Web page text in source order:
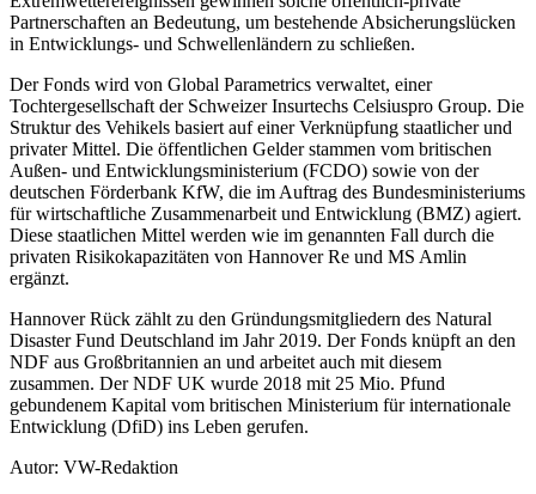
Partnerschaften an Bedeutung, um bestehende Absicherungslücken
in Entwicklungs- und Schwellenländern zu schließen.
Der Fonds wird von Global Parametrics verwaltet, einer
Tochtergesellschaft der Schweizer Insurtechs Celsiuspro Group. Die
Struktur des Vehikels basiert auf einer Verknüpfung staatlicher und
privater Mittel. Die öffentlichen Gelder stammen vom britischen
Außen- und Entwicklungsministerium (FCDO) sowie von der
deutschen Förderbank KfW, die im Auftrag des Bundesministeriums
für wirtschaftliche Zusammenarbeit und Entwicklung (BMZ) agiert.
Diese staatlichen Mittel werden wie im genannten Fall durch die
privaten Risikokapazitäten von Hannover Re und MS Amlin
ergänzt.
Hannover Rück zählt zu den Gründungsmitgliedern des Natural
Disaster Fund Deutschland im Jahr 2019. Der Fonds knüpft an den
NDF aus Großbritannien an und arbeitet auch mit diesem
zusammen. Der NDF UK wurde 2018 mit 25 Mio. Pfund
gebundenem Kapital vom britischen Ministerium für internationale
Entwicklung (DfiD) ins Leben gerufen.
Autor: VW-Redaktion